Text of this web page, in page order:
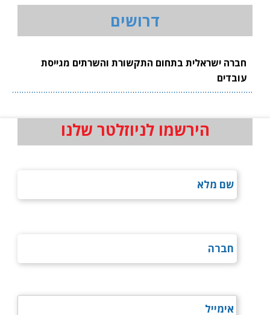
דרושים
חברה ישראלית בתחום התקשורת והשרתים מגייסת
עובדים
הירשמו לניוזלטר שלנו